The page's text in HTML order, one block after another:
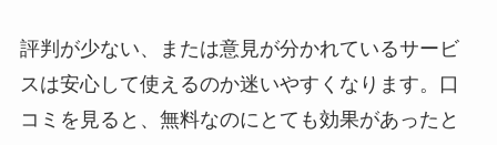
評判が少ない、または意見が分かれているサービ
スは安心して使えるのか迷いやすくなります。口
コミを見ると、無料なのにとても効果があったと